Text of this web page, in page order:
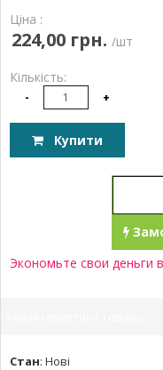
Ціна :
224,00 грн. /шт
Кількість:
- +
Купити
Экономьте свои деньги
Стан: Нові